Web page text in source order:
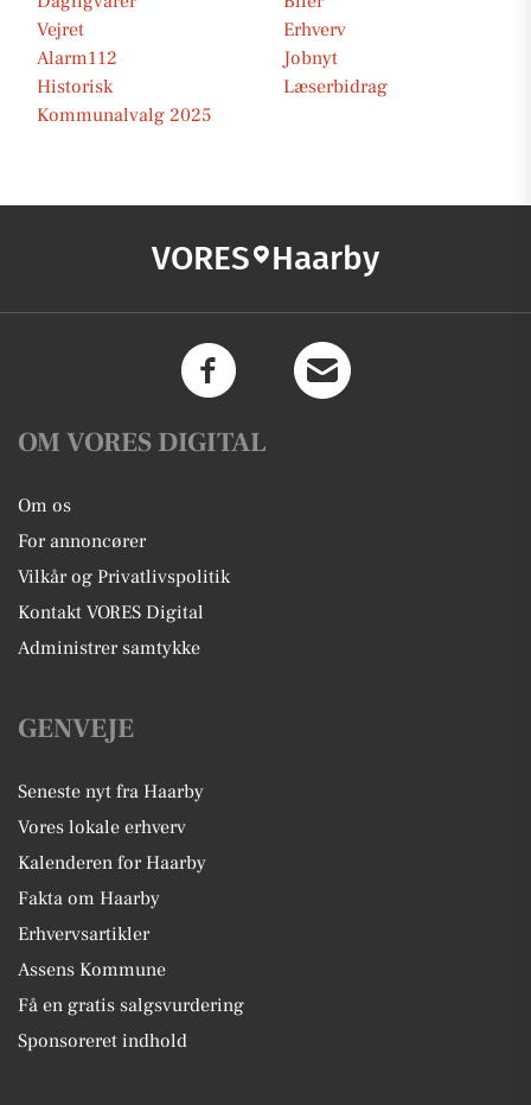
Vejret
Erhverv
Alarm112
Jobnyt
Historisk
Læserbidrag
Kommunalvalg 2025
VORES Haarby
OM VORES DIGITAL
Om os
For annoncører
Vilkår og Privatlivspolitik
Kontakt VORES Digital
Administrer samtykke
GENVEJE
Seneste nyt fra Haarby
Vores lokale erhverv
Kalenderen for Haarby
Fakta om Haarby
Erhvervsartikler
Assens Kommune
Få en gratis salgsvurdering
Sponsoreret indhold